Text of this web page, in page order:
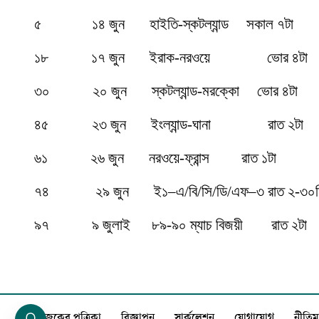
৫
১৪ জুন হাইতি-স্কটল্যান্ড
সকাল ৭টা
১৮
১৭ জুন ইরাক-নরওয়ে
ভোর ৪টা
৩০
২০ জুন স্কটল্যান্ড-মরক্কো
ভোর ৪টা
৪৫
২৩ জুন ইংল্যান্ড-ঘানা
রাত ২টা
৬১
২৬ জুন নরওয়ে-ফ্রান্স
রাত ১টা
৭৪
২৯ জুন
ই১–এ/বি/সি/ডি/এফ–৩ রাত ২-
৯৭
৯ জুলাই ৮৯-৯০ ম্যাচ বিজয়ী রাত ২টা